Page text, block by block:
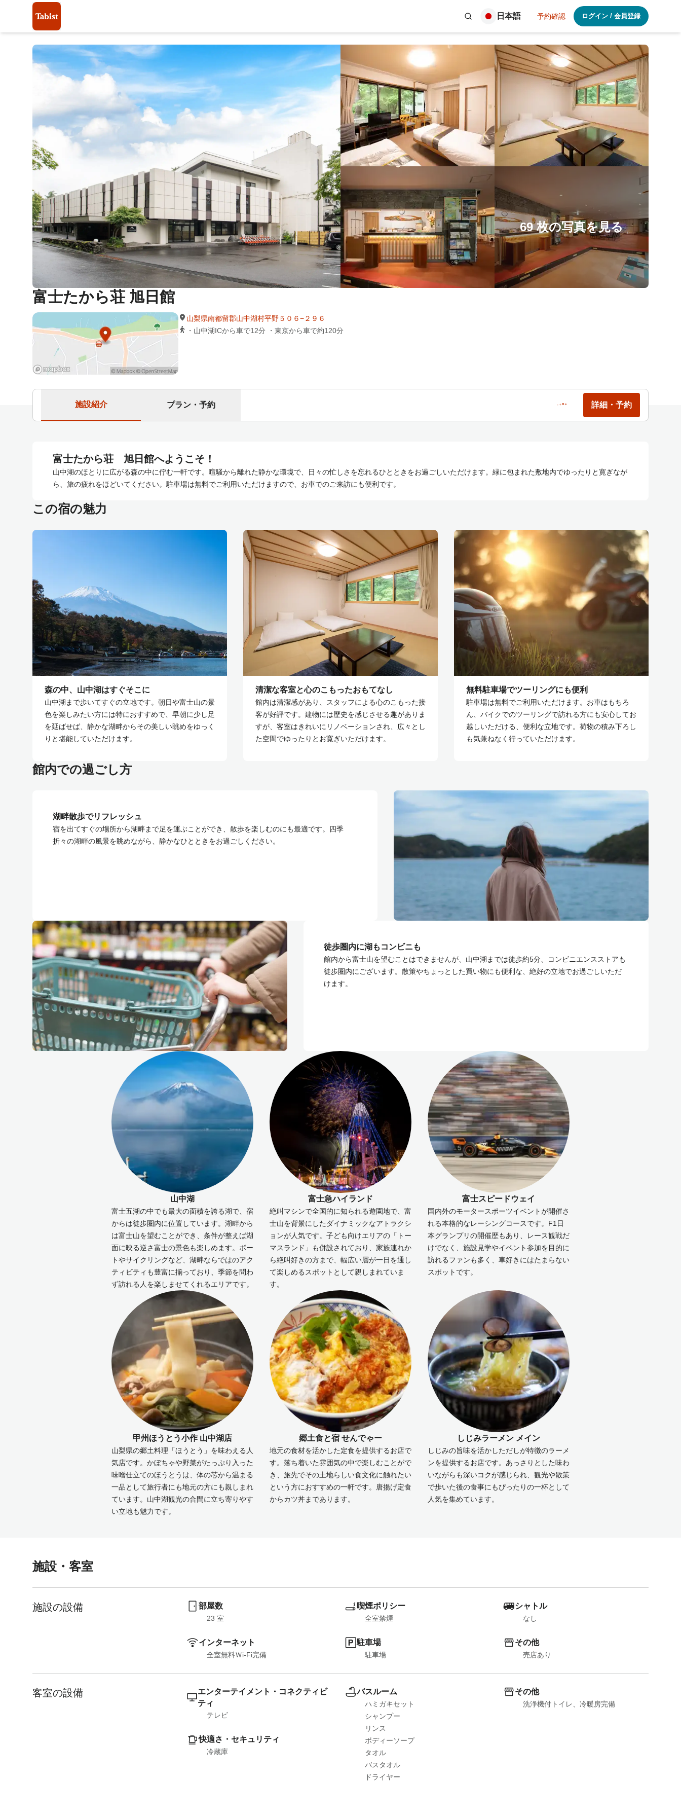
日本語 予約確認 ログイン / 会員登録
69枚の写真を見る
富士たから荘 旭日館
山梨県南都留郡山中湖村平野５０６−２９６
・山中湖ICから車で12分 ・東京から車で約120分
施設紹介 プラン・予約 詳細・予約
富士たから荘 旭日館へようこそ！
山中湖のほとりに広がる森の中に佇む一軒です。喧騒から離れた静かな環境で、日々の忙しさを忘れるひとときをお過ごしいただけます。緑に包まれた敷地内でゆったりと寛ぎなが
ら、旅の疲れをほどいてください。駐車場は無料でご利用いただけますので、お車でのご来訪にも便利です。
この宿の魅力
森の中、山中湖はすぐそこに
山中湖まで歩いてすぐの立地です。朝日や富士山の景
色を楽しみたい方には特におすすめで、早朝に少し足
を延ばせば、静かな湖畔からその美しい眺めをゆっく
りと堪能していただけます。
清潔な客室と心のこもったおもてなし
館内は清潔感があり、スタッフによる心のこもった接
客が好評です。建物には歴史を感じさせる趣がありま
すが、客室はきれいにリノベーションされ、広々とし
た空間でゆったりとお寛ぎいただけます。
無料駐車場でツーリングにも便利
駐車場は無料でご利用いただけます。お車はもちろ
ん、バイクでのツーリングで訪れる方にも安心してお
越しいただける、便利な立地です。荷物の積み下ろし
も気兼ねなく行っていただけます。
館内での過ごし方
湖畔散歩でリフレッシュ
宿を出てすぐの場所から湖畔まで足を運ぶことができ、散歩を楽しむのにも最適です。四季
折々の湖畔の風景を眺めながら、静かなひとときをお過ごしください。
徒歩圏内に湖もコンビニも
館内から富士山を望むことはできませんが、山中湖までは徒歩約5分、コンビニエンスストアも
徒歩圏内にございます。散策やちょっとした買い物にも便利な、絶好の立地でお過ごしいただ
けます。
山中湖
富士五湖の中でも最大の面積を誇る湖で、宿
からは徒歩圏内に位置しています。湖畔から
は富士山を望むことができ、条件が整えば湖
面に映る逆さ富士の景色も楽しめます。ボー
トやサイクリングなど、湖畔ならではのアク
ティビティも豊富に揃っており、季節を問わ
ず訪れる人を楽しませてくれるエリアです。
富士急ハイランド
絶叫マシンで全国的に知られる遊園地で、富
士山を背景にしたダイナミックなアトラクシ
ョンが人気です。子ども向けエリアの「トー
マスランド」も併設されており、家族連れか
ら絶叫好きの方まで、幅広い層が一日を通し
て楽しめるスポットとして親しまれていま
す。
富士スピードウェイ
国内外のモータースポーツイベントが開催さ
れる本格的なレーシングコースです。F1日
本グランプリの開催歴もあり、レース観戦だ
けでなく、施設見学やイベント参加を目的に
訪れるファンも多く、車好きにはたまらない
スポットです。
甲州ほうとう小作 山中湖店
山梨県の郷土料理「ほうとう」を味わえる人
気店です。かぼちゃや野菜がたっぷり入った
味噌仕立てのほうとうは、体の芯から温まる
一品として旅行者にも地元の方にも親しまれ
ています。山中湖観光の合間に立ち寄りやす
い立地も魅力です。
郷土食と宿 せんでゃー
地元の食材を活かした定食を提供するお店で
す。落ち着いた雰囲気の中で楽しむことがで
き、旅先でその土地らしい食文化に触れたい
という方におすすめの一軒です。唐揚げ定食
からカツ丼まであります。
しじみラーメン メイン
しじみの旨味を活かしただしが特徴のラーメ
ンを提供するお店です。あっさりとした味わ
いながらも深いコクが感じられ、観光や散策
で歩いた後の食事にもぴったりの一杯として
人気を集めています。
施設・客室
施設の設備 部屋数
23 室
インターネット
全室無料Ｗi-Fi完備
喫煙ポリシー
全室禁煙
駐車場
駐車場
シャトル
なし
その他
売店あり
客室の設備
エンターテイメント・コネクティビ
ティ
テレビ
快適さ・セキュリティ
冷蔵庫
バスルーム
ハミガキセット
シャンプー
リンス
ボディーソープ
タオル
バスタオル
ドライヤー
その他
洗浄機付トイレ、冷暖房完備